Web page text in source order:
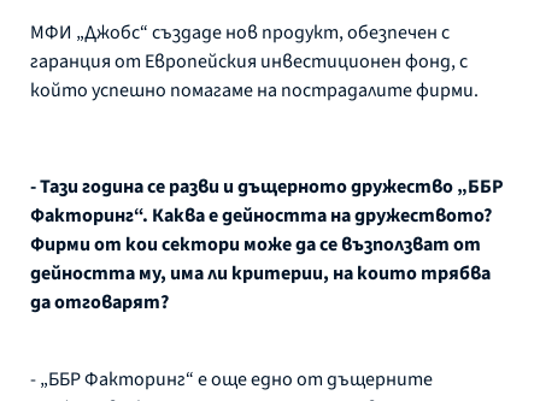
МФИ „Джобс“ създаде нов продукт, обезпечен с
гаранция от Европейския инвестиционен фонд, с
който успешно помагаме на пострадалите фирми.
- Тази година се разви и дъщерното дружество „ББР
Факторинг“. Каква е дейността на дружеството?
Фирми от кои сектори може да се възползват от
дейността му, има ли критерии, на които трябва
да отговарят?
- „ББР Факторинг“ е още едно от дъщерните